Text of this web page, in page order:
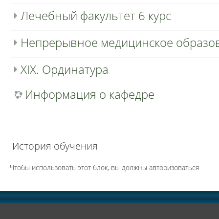
Лечебный факультет 6 курс
Непрерывное медицинское
XIX. Ординатура
Информация о кафедре
История обучения
Чтобы использовать этот блок, вы должны авторизоваться